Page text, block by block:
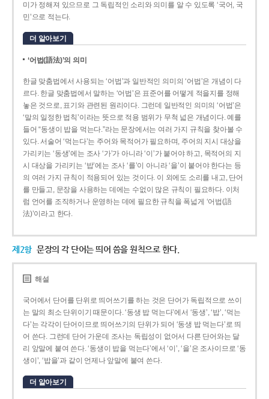
미가 정해져 있으므로 그 독립적인 소리와 의미를 알 수 있도록 ‘국어, 국
민’으로 적는다.
더 알아보기
‘어법(語法)’의 의미
한글 맞춤법에서 사용되는 ‘어법’과 일반적인 의미의 ‘어법’은 개념이 다
르다. 한글 맞춤법에서 말하는 ‘어법’은 표준어를 어떻게 적을지를 정해
놓은 것으로, 표기와 관련된 원리이다. 그런데 일반적인 의미의 ‘어법’은
‘말의 일정한 법칙’이라는 뜻으로 적용 범위가 무척 넓은 개념이다. 예를
들어 “동생이 밥을 먹는다.”라는 문장에서는 여러 가지 규칙을 찾아볼 수
있다. 서술어 ‘먹는다’는 주어와 목적어가 필요하며, 주어의 지시 대상을
가리키는 ‘동생’에는 조사 ‘가’가 아니라 ‘이’가 붙어야 하고, 목적어의 지
시 대상을 가리키는 ‘밥’에는 조사 ‘를’이 아니라 ‘을’이 붙어야 한다는 등
의 여러 가지 규칙이 적용되어 있는 것이다. 이 외에도 소리를 내고, 단어
를 만들고, 문장을 사용하는 데에는 수없이 많은 규칙이 필요하다. 이처
럼 언어를 조직하거나 운영하는 데에 필요한 규칙을 폭넓게 ‘어법(語
法)’이라고 한다.
제2항 문장의 각 단어는 띄어 씀을 원칙으로 한다.
해설
국어에서 단어를 단위로 띄어쓰기를 하는 것은 단어가 독립적으로 쓰이
는 말의 최소 단위이기 때문이다. ‘동생 밥 먹는다’에서 ‘동생’, ‘밥’, ‘먹는
다’는 각각이 단어이므로 띄어쓰기의 단위가 되어 ‘동생 밥 먹는다’로 띄
어 쓴다. 그런데 단어 가운데 조사는 독립성이 없어서 다른 단어와는 달
리 앞말에 붙여 쓴다. ‘동생이 밥을 먹는다’에서 ‘이’, ‘을’은 조사이므로 ‘동
생이’, ‘밥을’과 같이 언제나 앞말에 붙여 쓴다.
더 알아보기